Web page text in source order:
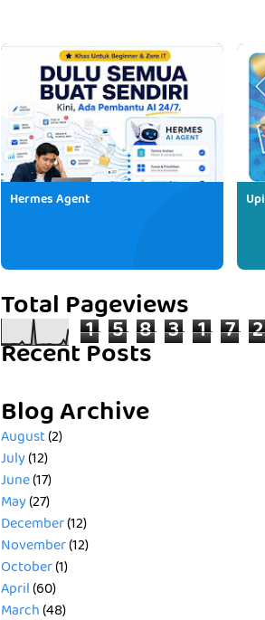
Hermes Agent
Total Pageviews
1 5 8 3 1 7 2
Recent Posts
Blog Archive
August(2)
July(12)
June(17)
May(27)
December(12)
November(12)
October(1)
April(60)
March(48)